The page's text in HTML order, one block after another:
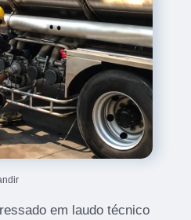
em laudo técnico